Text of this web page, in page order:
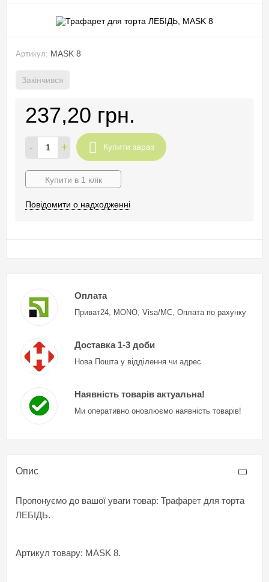
Артикул: MASK 8
Закінчився
237,20 грн.
- + Купити зараз
Купити в 1 клік
Повідомити о надходженні
Оплата
Приват24, MONO, Visa/MC, Оплата по рахунку
Доставка 1-3 доби
Нова Пошта у відділення чи адрес
Наявність товарів актуальна!
Ми оперативно оновлюємо наявність товарів!
Опис
Пропонуємо до вашої уваги товар: Трафарет для торта
ЛЕБІДЬ.
Артикул товару: MASK 8.